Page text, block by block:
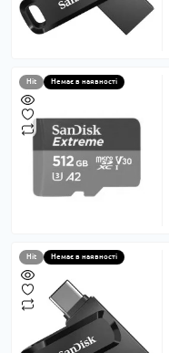
Hit Немає в наявності
Hit Немає в наявності